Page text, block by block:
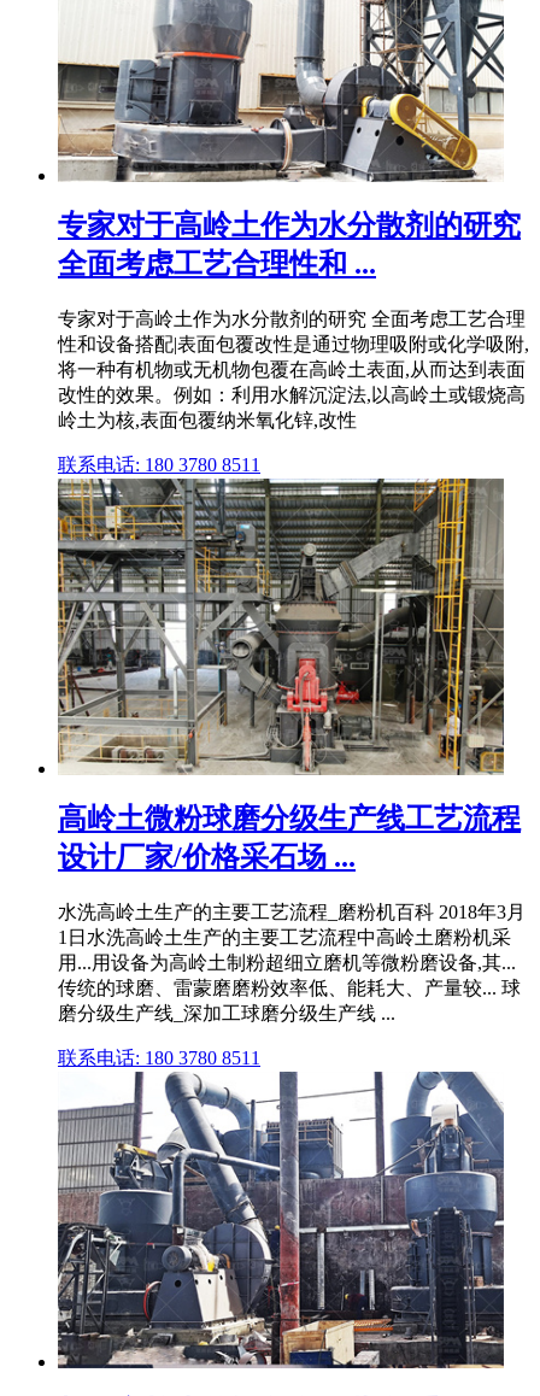
专家对于高岭土作为水分散剂的研究
全面考虑工艺合理性和 ...
专家对于高岭土作为水分散剂的研究 全面考虑工艺合理
性和设备搭配|表面包覆改性是通过物理吸附或化学吸附,
将一种有机物或无机物包覆在高岭土表面,从而达到表面
改性的效果。例如：利用水解沉淀法,以高岭土或锻烧高
岭土为核,表面包覆纳米氧化锌,改性
联系电话: 180 3780 8511
高岭土微粉球磨分级生产线工艺流程
设计厂家/价格采石场 ...
水洗高岭土生产的主要工艺流程_磨粉机百科 2018年3月
1日水洗高岭土生产的主要工艺流程中高岭土磨粉机采
用...用设备为高岭土制粉超细立磨机等微粉磨设备,其...
传统的球磨、雷蒙磨磨粉效率低、能耗大、产量较... 球
磨分级生产线_深加工球磨分级生产线 ...
联系电话: 180 3780 8511